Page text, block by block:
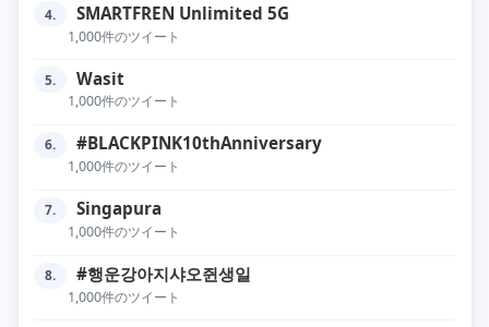
4. SMARTFREN Unlimited 5G
1,000件のツイート
5. Wasit
1,000件のツイート
6. #BLACKPINK10thAnniversary
1,000件のツイート
7. Singapura
1,000件のツイート
8. #행운강아지샤오쥔생일
1,000件のツイート